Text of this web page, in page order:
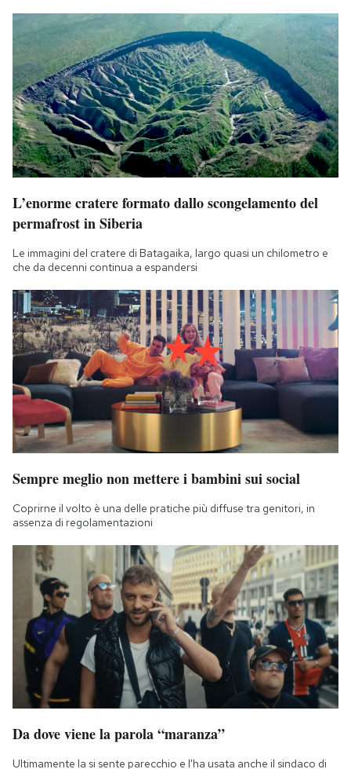
L’enorme cratere formato dallo scongelamento del
permafrost in Siberia
Le immagini del cratere di Batagaika, largo quasi un chilometro e
che da decenni continua a espandersi
Sempre meglio non mettere i bambini sui social
Coprirne il volto è una delle pratiche più diffuse tra genitori, in
assenza di regolamentazioni
Da dove viene la parola “maranza”
Ultimamente la si sente parecchio e l'ha usata anche il sindaco di